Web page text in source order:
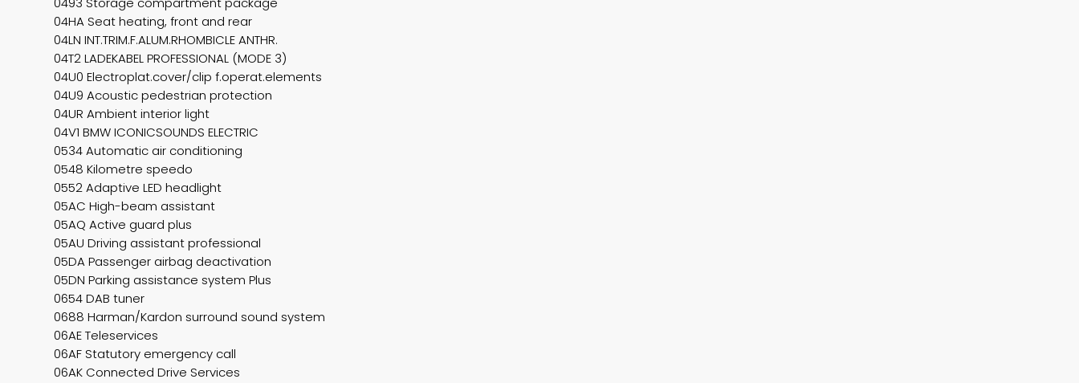
04HA Seat heating, front and rear
04LN INT.TRIM.F.ALUM.RHOMBICLE ANTHR.
04T2 LADEKABEL PROFESSIONAL (MODE 3)
04U0 Electroplat.cover/clip f.operat.elements
04U9 Acoustic pedestrian protection
04UR Ambient interior light
04V1 BMW ICONICSOUNDS ELECTRIC
0534 Automatic air conditioning
0548 Kilometre speedo
0552 Adaptive LED headlight
05AC High-beam assistant
05AQ Active guard plus
05AU Driving assistant professional
05DA Passenger airbag deactivation
05DN Parking assistance system Plus
0654 DAB tuner
0688 Harman/Kardon surround sound system
06AE Teleservices
06AF Statutory emergency call
06AK Connected Drive Services